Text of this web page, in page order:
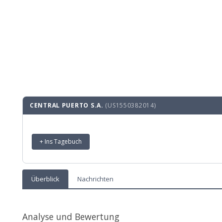
CENTRAL PUERTO S.A. (US1550382014)
+ Ins Tagebuch
Überblick Nachrichten
Analyse und Bewertung